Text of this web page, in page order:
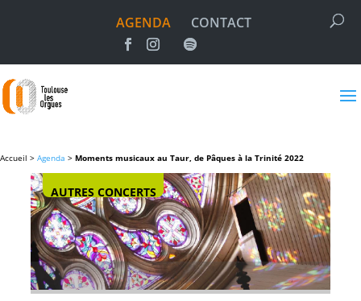
AGENDA CONTACT
Accueil > Agenda > Moments musicaux au Taur, de Pâques à la Trinité 2022
AUTRES CONCERTS